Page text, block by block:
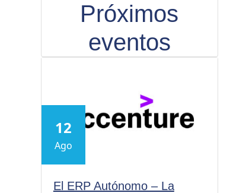
Próximos
eventos
12
Ago
El ERP Autónomo – La